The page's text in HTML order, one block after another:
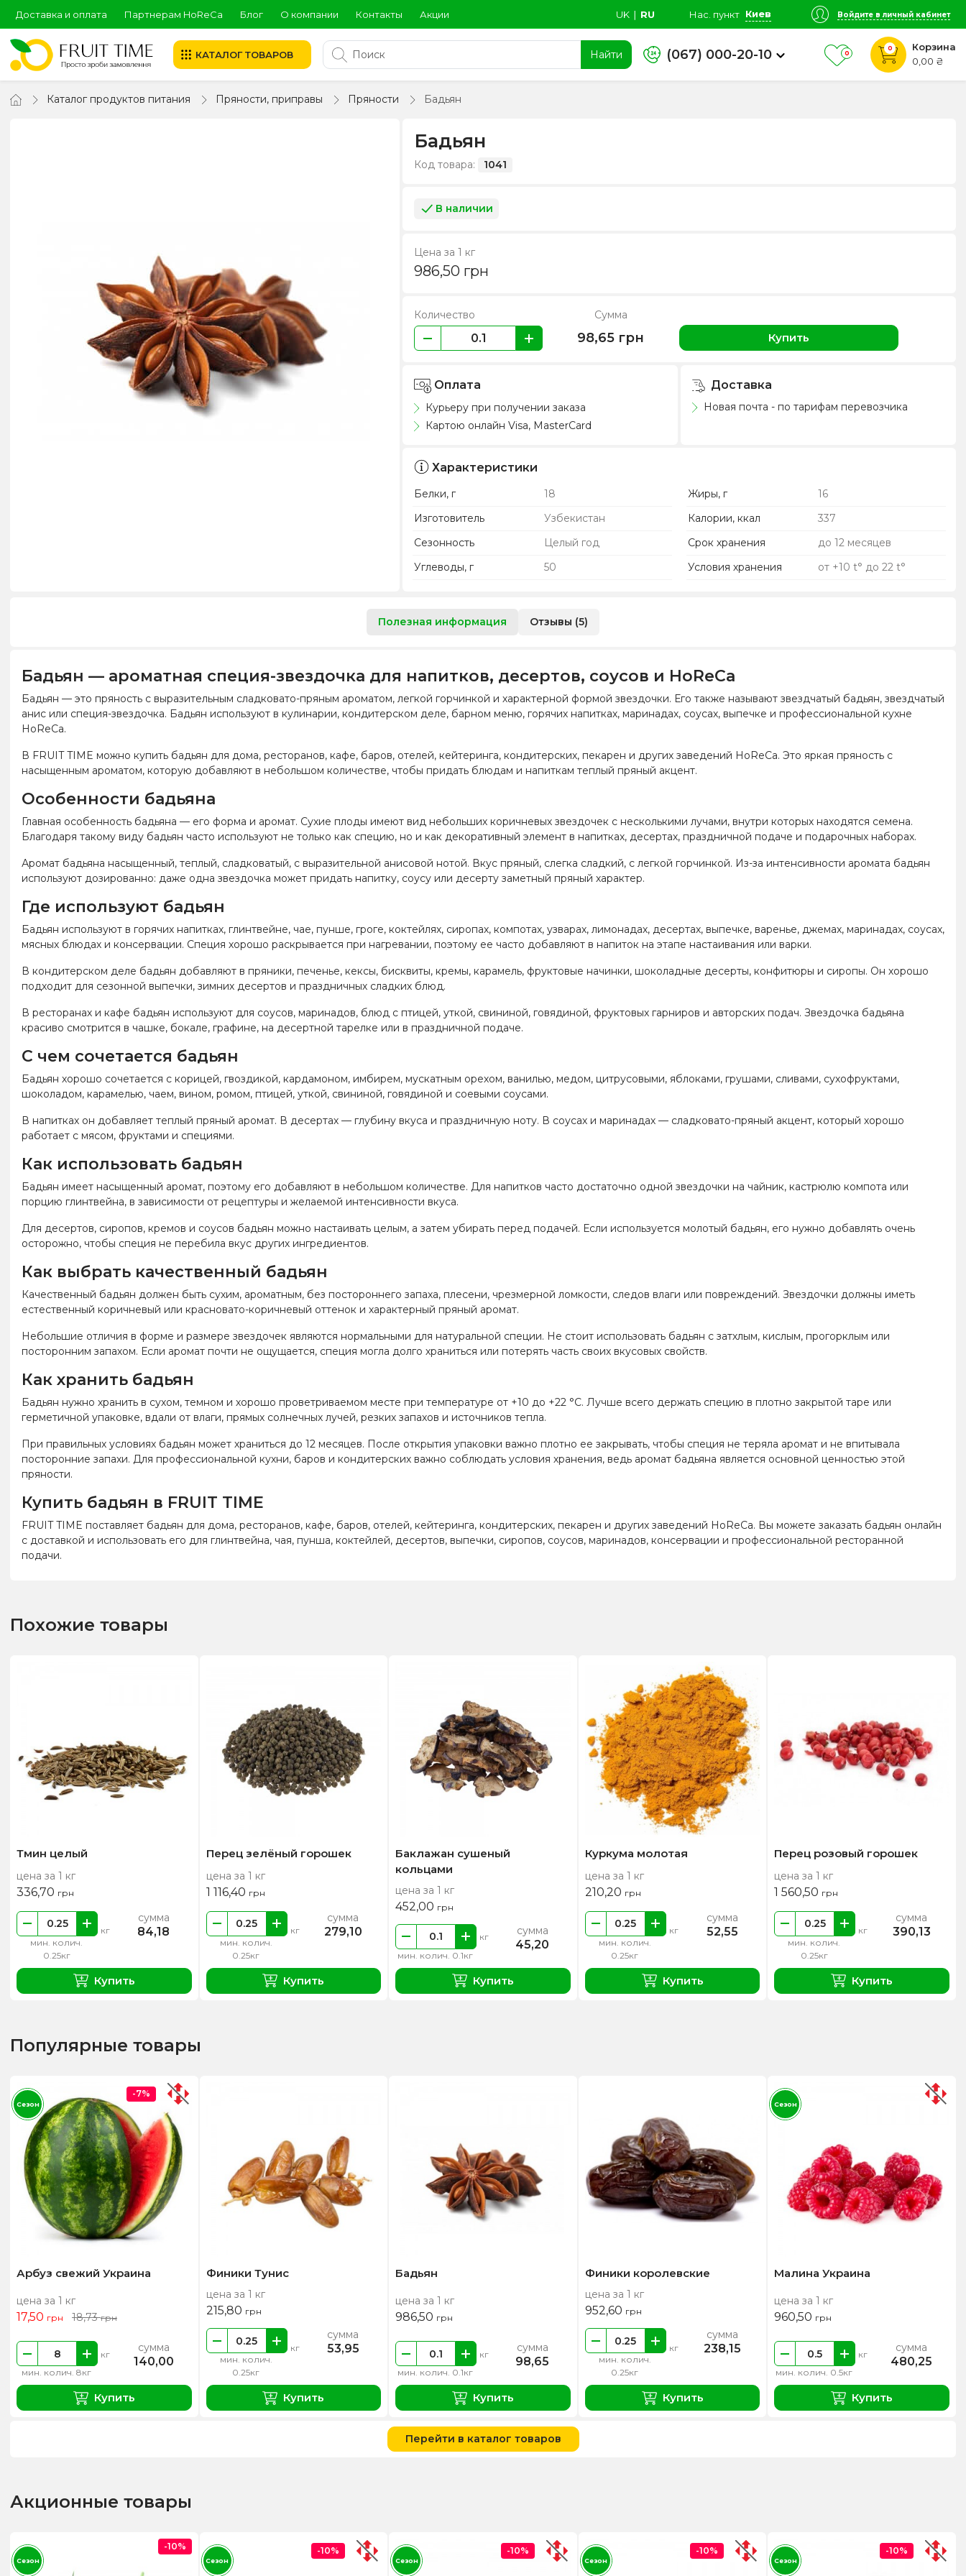
Доставка и оплата Партнерам HoReCa Блог О компании Контакты Акции UK ∣ RU Нас. пункт Киев Войдите в личный кабинет
КАТАЛОГ ТОВАРОВ Найти (067) 000-20-10 0
0
Корзина
0,00 ₴
Каталог продуктов питания Пряности, приправы Пряности Бадьян
Бадьян
Код товара: 1041
В наличии
Цена за 1 кг
986,50 грн
Количество Сумма
98,65 грн Купить
Оплата
Курьеру при получении заказа
Картою онлайн Visa, MasterCard
Доставка
Новая почта - по тарифам перевозчика
Характеристики
Белки, г 18 Жиры, г
16
Изготовитель
Узбекистан Калории, ккал
337
Сезонность
Целый год Срок хранения
до 12 месяцев
Углеводы, г
50 Условия хранения от +10 t° до 22 t°
Полезная информация Отзывы (5)
Бадьян — ароматная специя-звездочка для напитков, десертов, соусов и HoReCa
Бадьян — это пряность с выразительным сладковато-пряным ароматом, легкой горчинкой и характерной формой звездочки. Его также называют звездчатый бадьян, звездчатый
анис или специя-звездочка. Бадьян используют в кулинарии, кондитерском деле, барном меню, горячих напитках, маринадах, соусах, выпечке и профессиональной кухне
HoReCa.
В FRUIT TIME можно купить бадьян для дома, ресторанов, кафе, баров, отелей, кейтеринга, кондитерских, пекарен и других заведений HoReCa. Это яркая пряность с
насыщенным ароматом, которую добавляют в небольшом количестве, чтобы придать блюдам и напиткам теплый пряный акцент.
Особенности бадьяна
Главная особенность бадьяна — его форма и аромат. Сухие плоды имеют вид небольших коричневых звездочек с несколькими лучами, внутри которых находятся семена.
Благодаря такому виду бадьян часто используют не только как специю, но и как декоративный элемент в напитках, десертах, праздничной подаче и подарочных наборах.
Аромат бадьяна насыщенный, теплый, сладковатый, с выразительной анисовой нотой. Вкус пряный, слегка сладкий, с легкой горчинкой. Из-за интенсивности аромата бадьян
используют дозированно: даже одна звездочка может придать напитку, соусу или десерту заметный пряный характер.
Где используют бадьян
Бадьян используют в горячих напитках, глинтвейне, чае, пунше, гроге, коктейлях, сиропах, компотах, узварах, лимонадах, десертах, выпечке, варенье, джемах, маринадах, соусах,
мясных блюдах и консервации. Специя хорошо раскрывается при нагревании, поэтому ее часто добавляют в напиток на этапе настаивания или варки.
В кондитерском деле бадьян добавляют в пряники, печенье, кексы, бисквиты, кремы, карамель, фруктовые начинки, шоколадные десерты, конфитюры и сиропы. Он хорошо
подходит для сезонной выпечки, зимних десертов и праздничных сладких блюд.
В ресторанах и кафе бадьян используют для соусов, маринадов, блюд с птицей, уткой, свининой, говядиной, фруктовых гарниров и авторских подач. Звездочка бадьяна
красиво смотрится в чашке, бокале, графине, на десертной тарелке или в праздничной подаче.
С чем сочетается бадьян
Бадьян хорошо сочетается с корицей, гвоздикой, кардамоном, имбирем, мускатным орехом, ванилью, медом, цитрусовыми, яблоками, грушами, сливами, сухофруктами,
шоколадом, карамелью, чаем, вином, ромом, птицей, уткой, свининой, говядиной и соевыми соусами.
В напитках он добавляет теплый пряный аромат. В десертах — глубину вкуса и праздничную ноту. В соусах и маринадах — сладковато-пряный акцент, который хорошо
работает с мясом, фруктами и специями.
Как использовать бадьян
Бадьян имеет насыщенный аромат, поэтому его добавляют в небольшом количестве. Для напитков часто достаточно одной звездочки на чайник, кастрюлю компота или
порцию глинтвейна, в зависимости от рецептуры и желаемой интенсивности вкуса.
Для десертов, сиропов, кремов и соусов бадьян можно настаивать целым, а затем убирать перед подачей. Если используется молотый бадьян, его нужно добавлять очень
осторожно, чтобы специя не перебила вкус других ингредиентов.
Как выбрать качественный бадьян
Качественный бадьян должен быть сухим, ароматным, без постороннего запаха, плесени, чрезмерной ломкости, следов влаги или повреждений. Звездочки должны иметь
естественный коричневый или красновато-коричневый оттенок и характерный пряный аромат.
Небольшие отличия в форме и размере звездочек являются нормальными для натуральной специи. Не стоит использовать бадьян с затхлым, кислым, прогорклым или
посторонним запахом. Если аромат почти не ощущается, специя могла долго храниться или потерять часть своих вкусовых свойств.
Как хранить бадьян
Бадьян нужно хранить в сухом, темном и хорошо проветриваемом месте при температуре от +10 до +22 °C. Лучше всего держать специю в плотно закрытой таре или
герметичной упаковке, вдали от влаги, прямых солнечных лучей, резких запахов и источников тепла.
При правильных условиях бадьян может храниться до 12 месяцев. После открытия упаковки важно плотно ее закрывать, чтобы специя не теряла аромат и не впитывала
посторонние запахи. Для профессиональной кухни, баров и кондитерских важно соблюдать условия хранения, ведь аромат бадьяна является основной ценностью этой
пряности.
Купить бадьян в FRUIT TIME
FRUIT TIME поставляет бадьян для дома, ресторанов, кафе, баров, отелей, кейтеринга, кондитерских, пекарен и других заведений HoReCa. Вы можете заказать бадьян онлайн
с доставкой и использовать его для глинтвейна, чая, пунша, коктейлей, десертов, выпечки, сиропов, соусов, маринадов, консервации и профессиональной ресторанной
подачи.
Похожие товары
Тмин целый
цена за 1 кг
336,70 грн
мин. колич.
0.25кг
кг
сумма
84,18
Купить
Перец зелёный горошек
цена за 1 кг
1 116,40 грн
мин. колич.
0.25кг
кг
сумма
279,10
Купить
Баклажан сушеный
кольцами
цена за 1 кг
452,00 грн
мин. колич. 0.1кг
кг сумма
45,20
Купить
Куркума молотая
цена за 1 кг
210,20 грн
мин. колич.
0.25кг
кг
сумма
52,55
Купить
Перец розовый горошек
цена за 1 кг
1 560,50 грн
мин. колич.
0.25кг
кг
сумма
390,13
Купить
Популярные товары
Арбуз свежий Украина
цена за 1 кг
17,50 грн 18,73грн
мин. колич. 8кг
кг сумма
140,00
Купить
-7%
Сезон
Финики Тунис
цена за 1 кг
215,80 грн
мин. колич.
0.25кг
кг
сумма
53,95
Купить
Бадьян
цена за 1 кг
986,50 грн
мин. колич. 0.1кг
кг сумма
98,65
Купить
Финики королевские
цена за 1 кг
952,60 грн
мин. колич.
0.25кг
кг
сумма
238,15
Купить
Малина Украина
цена за 1 кг
960,50 грн
мин. колич. 0.5кг
кг сумма
480,25
Купить
Сезон
Перейти в каталог товаров
Акционные товары
-10%
Сезон
-10%
Сезон
-10%
Сезон
-10%
Сезон
-10%
Сезон